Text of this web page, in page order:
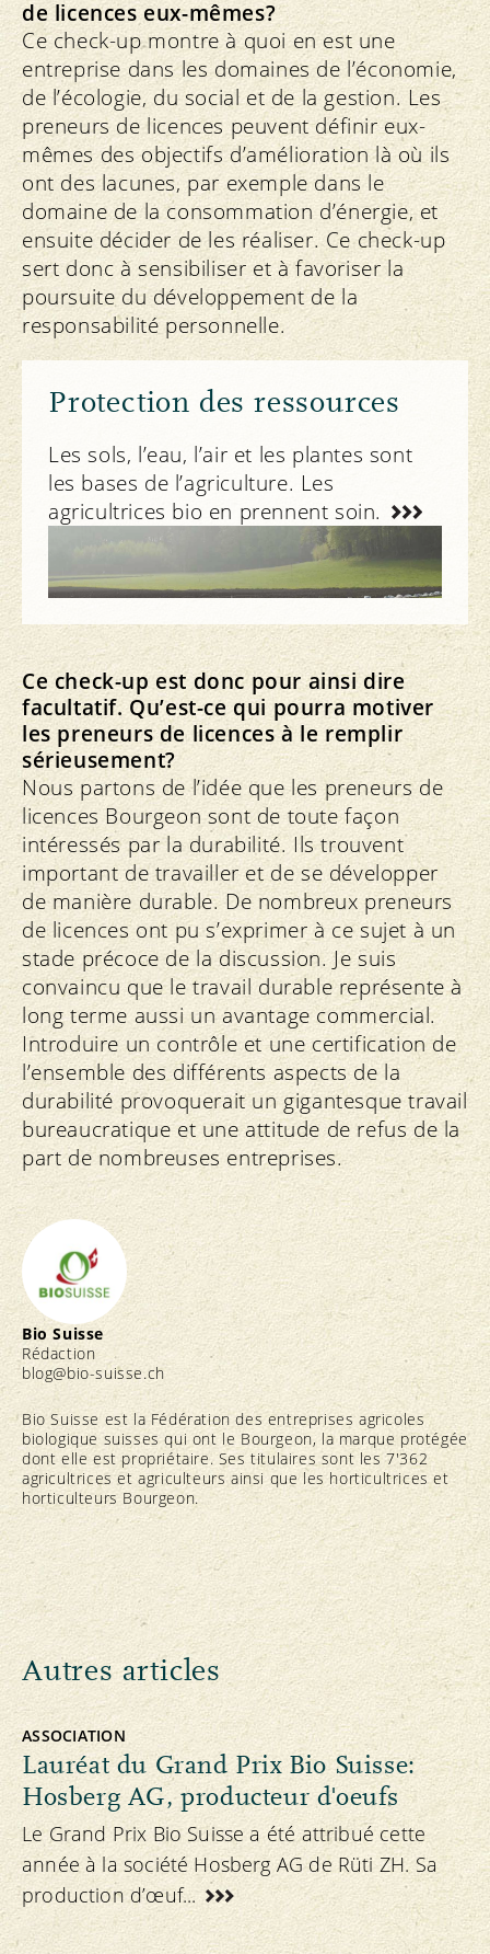
de licences eux-mêmes?
Ce check-up montre à quoi en est une
entreprise dans les domaines de l’économie,
de l’écologie, du social et de la gestion. Les
preneurs de licences peuvent définir eux-
mêmes des objectifs d’amélioration là où ils
ont des lacunes, par exemple dans le
domaine de la consommation d’énergie, et
ensuite décider de les réaliser. Ce check-up
sert donc à sensibiliser et à favoriser la
poursuite du développement de la
responsabilité personnelle.
Protection des ressources
Les sols, l’eau, l’air et les plantes sont
les bases de l’agriculture. Les
agricultrices bio en prennent soin.
Ce check-up est donc pour ainsi dire
facultatif. Qu’est-ce qui pourra motiver
les preneurs de licences à le remplir
sérieusement?
Nous partons de l’idée que les preneurs de
licences Bourgeon sont de toute façon
intéressés par la durabilité. Ils trouvent
important de travailler et de se développer
de manière durable. De nombreux preneurs
de licences ont pu s’exprimer à ce sujet à un
stade précoce de la discussion. Je suis
convaincu que le travail durable représente à
long terme aussi un avantage commercial.
Introduire un contrôle et une certification de
l’ensemble des différents aspects de la
durabilité provoquerait un gigantesque travail
bureaucratique et une attitude de refus de la
part de nombreuses entreprises.
Bio Suisse
Rédaction
blog@bio-suisse.ch
Bio Suisse est la Fédération des entreprises agricoles
biologique suisses qui ont le Bourgeon, la marque protégée
dont elle est propriétaire. Ses titulaires sont les 7'362
agricultrices et agriculteurs ainsi que les horticultrices et
horticulteurs Bourgeon.
Autres articles
ASSOCIATION
Lauréat du Grand Prix Bio Suisse:
Hosberg AG, producteur d'oeufs
Le Grand Prix Bio Suisse a été attribué cette
année à la société Hosberg AG de Rüti ZH. Sa
production d’œuf...